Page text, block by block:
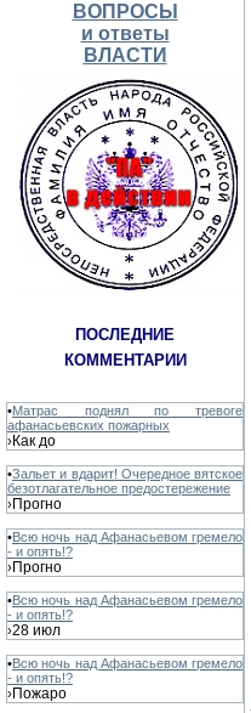
ВОПРОСЫ
и ответы
ВЛАСТИ
ПОСЛЕДНИЕ
КОММЕНТАРИИ
•Матрас поднял по тревоге
афанасьевских пожарных
›Как до
•Зальет и вдарит! Очередное вятское
безотлагательное предостережение
›Прогно
•Всю ночь над Афанасьевом гремело
- и опять!?
›Прогно
•Всю ночь над Афанасьевом гремело
- и опять!?
›28 июл
•Всю ночь над Афанасьевом гремело
- и опять!?
›Пожаро